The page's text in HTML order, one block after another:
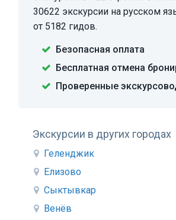
30622 экскурсии на русском
от 5182 гидов.
Безопасная оплата
Бесплатная отмена
Проверенные
Экскурсии в других городах
Геленджик
Елизово
Сыктывкар
Венёв